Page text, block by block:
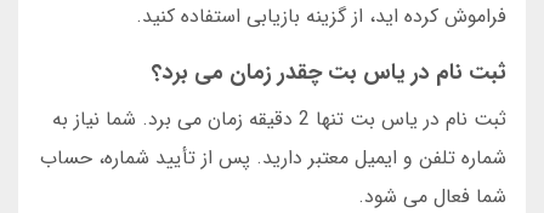
فراموش کرده اید، از گزینه بازیابی استفاده کنید.
ثبت نام در یاس بت چقدر زمان می برد؟
ثبت نام در یاس بت تنها 2 دقیقه زمان می برد. شما نیاز به
شماره تلفن و ایمیل معتبر دارید. پس از تأیید شماره، حساب
شما فعال می شود.